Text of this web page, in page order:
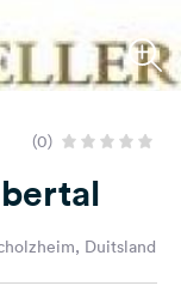
(0)
Duitsland